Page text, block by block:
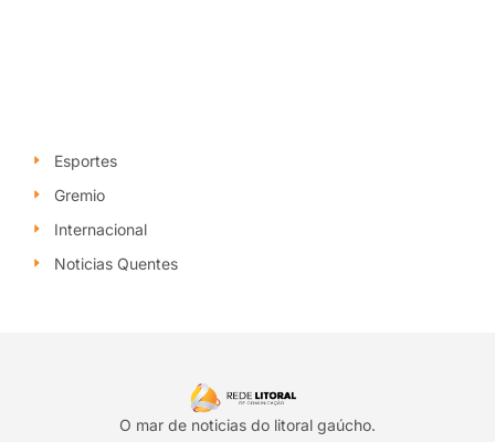
Esportes
Gremio
Internacional
Noticias Quentes
O mar de noticias do litoral gaúcho.